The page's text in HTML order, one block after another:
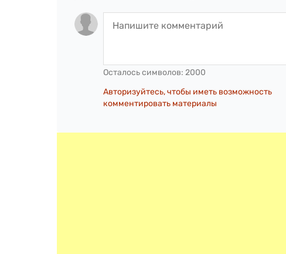
Осталось символов: 2000
Авторизуйтесь, чтобы иметь возможность
комментировать материалы